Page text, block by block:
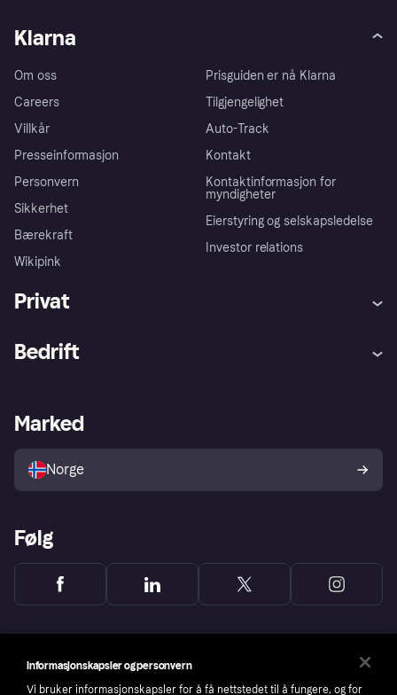
Klarna
Om oss
Careers
Villkår
Presseinformasjon
Personvern
Sikkerhet
Bærekraft
Wikipink
Prisguiden er nå Klarna
Tilgjengelighet
Auto-Track
Kontakt
Kontaktinformasjon for
myndigheter
Eierstyring og selskapsledelse
Investor relations
Privat
Utforsk butikker
Bedrift
Merchant portal
Marked
Norge
Følg
Informasjonskapsler og personvern
Vi bruker informasjonskapsler for å få nettstedet til å fungere, og for